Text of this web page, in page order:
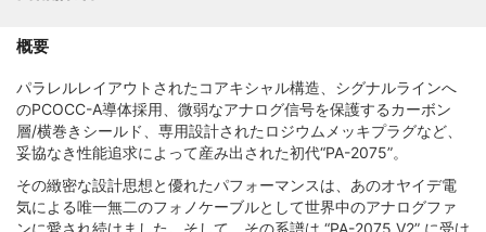
概要
パラレルレイアウトされたコアキシャル構造、シグナルラインへ
のPCOCC-A導体採用、微弱なアナログ信号を保護するカーボン
層/横巻きシールド、専用設計されたロジウムメッキプラグなど、
妥協なき性能追求によって産み出された初代“PA-2075”。
その緻密な設計思想と優れたパフォーマンスは、あのオヤイデ電
気による唯一無二のフォノケーブルとして世界中のアナログファ
ンに愛され続けました。そして、その系譜は “PA-2075 V2” に受け